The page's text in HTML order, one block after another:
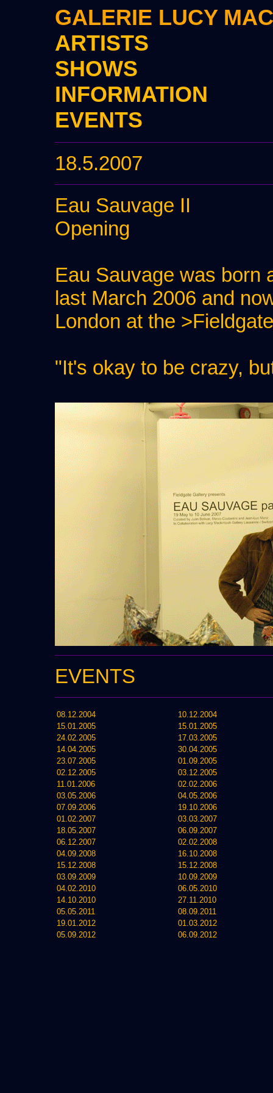
GALERIE LUCY
ARTISTS
SHOWS
INFORMATION
EVENTS
18.5.2007
Eau Sauvage II
Opening
Eau Sauvage was born
last March 2006 and
London at the
"It's okay to be crazy,
EVENTS
08.12.2004
10.12.2004
15.01.2005
15.01.2005
24.02.2005
17.03.2005
14.04.2005
30.04.2005
23.07.2005
01.09.2005
02.12.2005
03.12.2005
11.01.2006
02.02.2006
03.05.2006
04.05.2006
07.09.2006
19.10.2006
01.02.2007
03.03.2007
18.05.2007
06.09.2007
06.12.2007
02.02.2008
04.09.2008
16.10.2008
15.12.2008
15.12.2008
03.09.2009
10.09.2009
04.02.2010
06.05.2010
14.10.2010
27.11.2010
05.05.2011
08.09.2011
19.01.2012
01.03.2012
05.09.2012
06.09.2012